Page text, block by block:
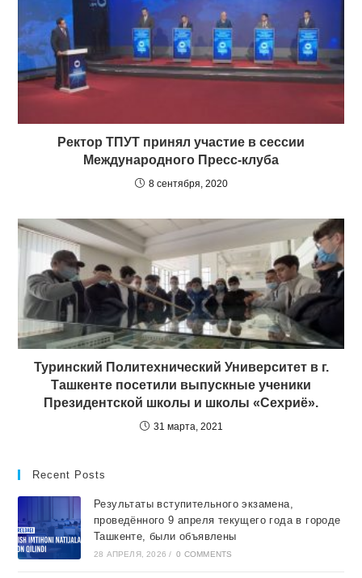
Ректор ТПУТ принял участие в сессии
Международного Пресс-клуба
8 сентября, 2020
Туринский Политехнический Университет в г.
Ташкенте посетили выпускные ученики
Президентской школы и школы «Сехриё».
31 марта, 2021
Recent Posts
Результаты вступительного экзамена,
проведённого 9 апреля текущего года в городе
Ташкентe, были объявлены
28 АПРЕЛЯ, 2026 / 0 COMMENTS